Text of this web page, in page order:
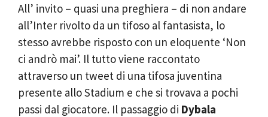
All’ invito – quasi una preghiera – di non andare
all’Inter rivolto da un tifoso al fantasista, lo
stesso avrebbe risposto con un eloquente ‘Non
ci andrò mai’. Il tutto viene raccontato
attraverso un tweet di una tifosa juventina
presente allo Stadium e che si trovava a pochi
passi dal giocatore. Il passaggio di Dybala